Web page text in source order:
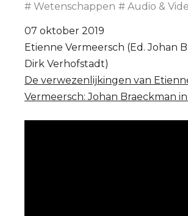
Wetenschappen
Audio &
07 oktober 2019
Etienne Vermeersch (Ed. Johan
Dirk Verhofstadt)
De verwezenlijkingen van
Vermeersch: Johan Braeckman